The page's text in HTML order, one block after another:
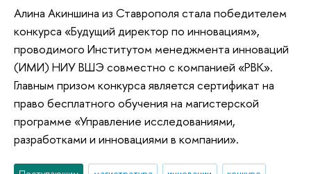
Алина Акиншина из Ставрополя стала победителем
конкурса «Будущий директор по инновациям»,
проводимого Институтом менеджмента инноваций
(ИМИ) НИУ ВШЭ совместно с компанией «РВК».
Главным призом конкурса является сертификат на
право бесплатного обучения на магистерской
программе «Управление исследованиями,
разработками и инновациями в компании».